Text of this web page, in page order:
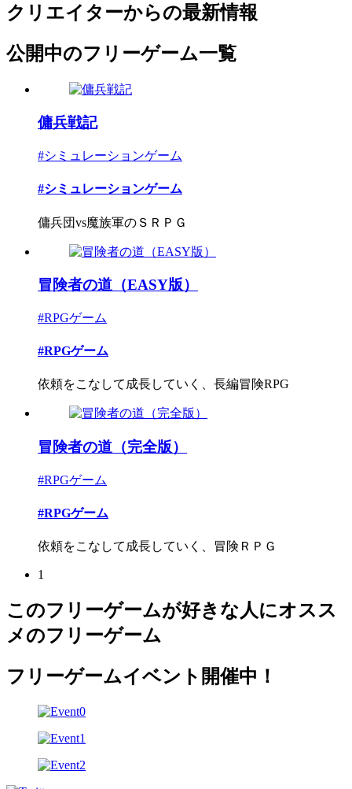
クリエイターからの最新情報
公開中のフリーゲーム一覧
傭兵戦記
#シミュレーションゲーム
#シミュレーションゲーム
傭兵団vs魔族軍のＳＲＰＧ
冒険者の道（EASY版）
#RPGゲーム
#RPGゲーム
依頼をこなして成長していく、長編冒険RPG
冒険者の道（完全版）
#RPGゲーム
#RPGゲーム
依頼をこなして成長していく、冒険ＲＰＧ
1
このフリーゲームが好きな人にオスス
メのフリーゲーム
フリーゲームイベント開催中！